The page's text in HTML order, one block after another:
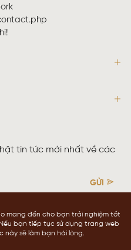
tin tức mới nhất về các
GỬI
Chính sách bảo mật